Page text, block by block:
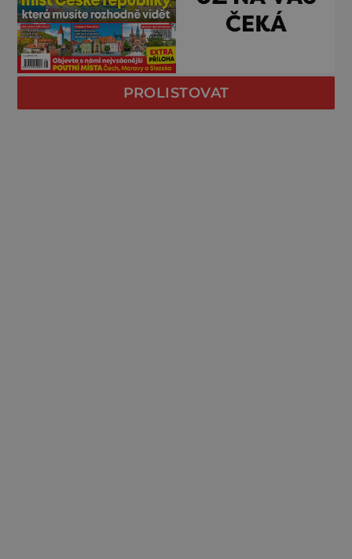
PROLISTOVAT